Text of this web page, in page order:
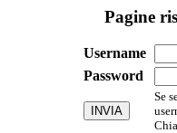
Pagine
Username
Password
Se